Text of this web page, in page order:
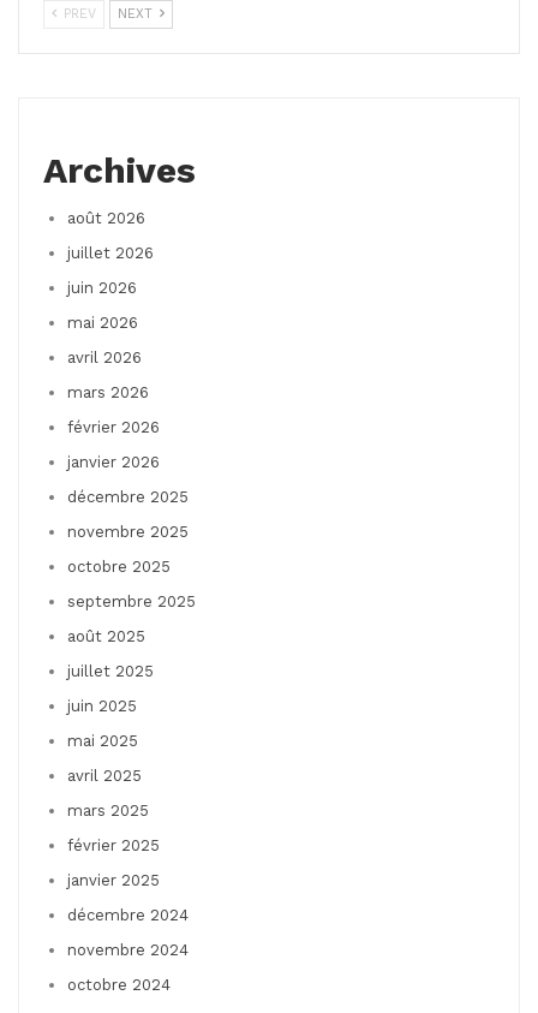
PREV NEXT
Archives
août 2026
juillet 2026
juin 2026
mai 2026
avril 2026
mars 2026
février 2026
janvier 2026
décembre 2025
novembre 2025
octobre 2025
septembre 2025
août 2025
juillet 2025
juin 2025
mai 2025
avril 2025
mars 2025
février 2025
janvier 2025
décembre 2024
novembre 2024
octobre 2024